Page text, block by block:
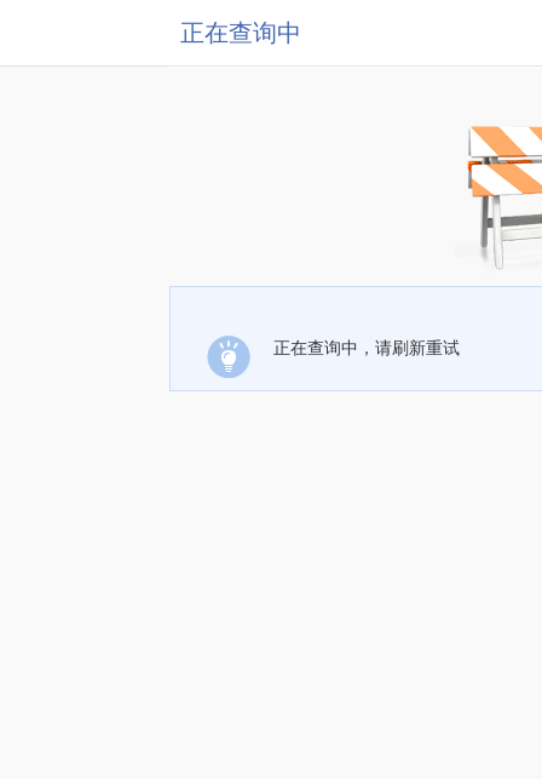
正在查询中
正在查询中，请刷新重试